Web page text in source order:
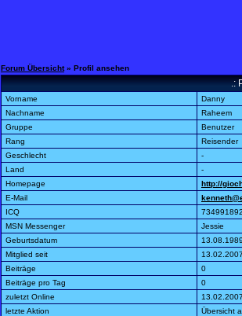
Forum Übersicht» Profil ansehen
.:
Vorname
Danny
Nachname
Raheem
Gruppe
Benutzer
Rang
Reisender
Geschlecht
-
Land
-
Homepage
http://
E-Mail
ICQ
MSN Messenger
Jessie
Geburtsdatum
Mitglied seit
Beiträge
0
Beiträge pro Tag
0
zuletzt Online
letzte Aktion
Übersicht